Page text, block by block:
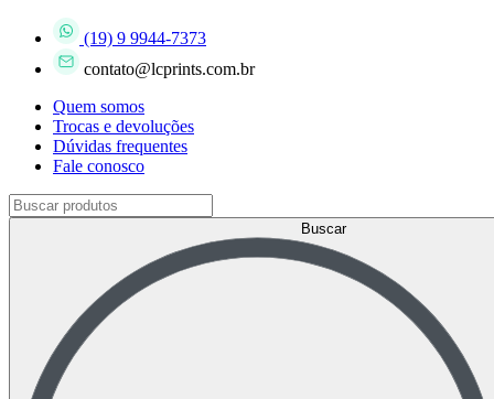
(19) 9 9944-7373
contato@lcprints.com.br
Quem somos
Trocas e devoluções
Dúvidas frequentes
Fale conosco
Buscar